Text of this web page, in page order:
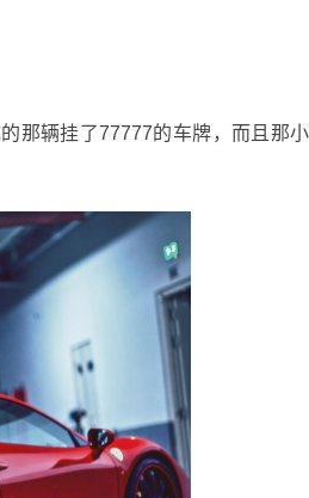
那辆挂了77777的车牌，而且那小